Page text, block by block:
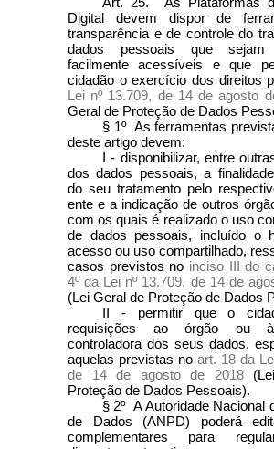
Digital devem dispor de
transparência e de controle do
dados pessoais que
facilmente acessíveis e que
cidadão o exercício dos direitos
Lei nº 13.709, de 14 de agosto
Geral de Proteção de Dados
§ 1º As ferramentas
deste artigo devem:
I - disponibilizar, entre
dos dados pessoais, a
do seu tratamento pelo
ente e a indicação de outros
com os quais é realizado o uso
de dados pessoais, incluído o
acesso ou uso compartilhado,
casos previstos no inciso III do
4º da Lei nº 13.709, de 14 de
(Lei Geral de Proteção de Dados
II - permitir que o
requisições ao órgão ou à
controladora dos seus dados,
aquelas previstas no art. 18 da
de 14 de agosto de 2018
Proteção de Dados Pessoais).
§ 2º A Autoridade Nacional
de Dados (ANPD) poderá
complementares para